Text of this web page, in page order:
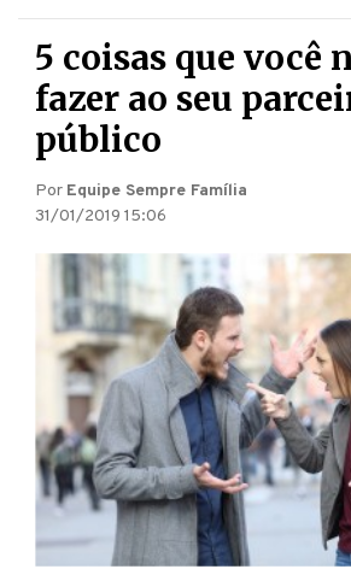
5 coisas que você
fazer ao seu
público
Por Equipe Sempre Família
31/01/2019 15:06